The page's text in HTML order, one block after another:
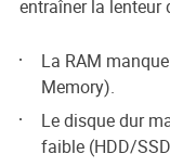
entraîner la lenteur
La RAM
Memory).
Le disque dur
faible (HDD/